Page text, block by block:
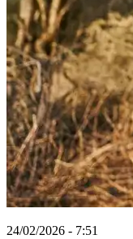
24/02/2026 - 7:51